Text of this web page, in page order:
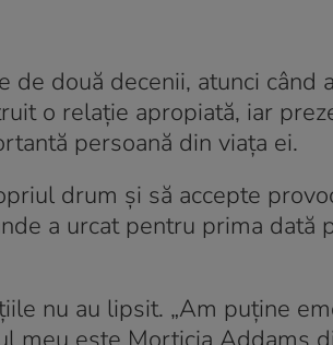
două decenii, atunci când
o relație apropiată, iar
persoană din viața ei.
drum și să accepte
a urcat pentru prima dată
nu au lipsit. „Am puține